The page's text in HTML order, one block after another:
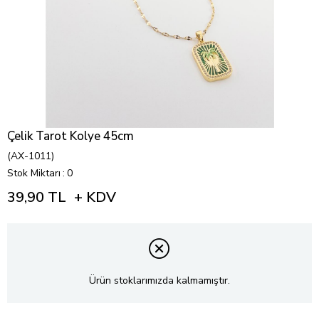
Çelik Tarot Kolye 45cm
(AX-1011)
Stok Miktarı : 0
39,90 TL + KDV
Ürün stoklarımızda kalmamıştır.